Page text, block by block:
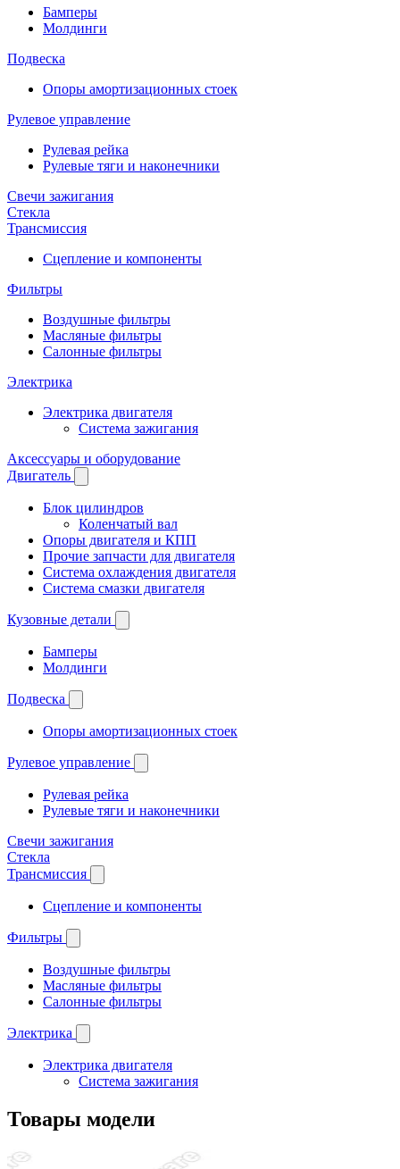
Бамперы
Молдинги
Подвеска
Опоры амортизационных стоек
Рулевое управление
Рулевая рейка
Рулевые тяги и наконечники
Свечи зажигания
Стекла
Трансмиссия
Сцепление и компоненты
Фильтры
Воздушные фильтры
Масляные фильтры
Салонные фильтры
Электрика
Электрика двигателя
Система зажигания
Аксессуары и оборудование
Двигатель
Блок цилиндров
Коленчатый вал
Опоры двигателя и КПП
Прочие запчасти для двигателя
Система охлаждения двигателя
Система смазки двигателя
Кузовные детали
Бамперы
Молдинги
Подвеска
Опоры амортизационных стоек
Рулевое управление
Рулевая рейка
Рулевые тяги и наконечники
Свечи зажигания
Стекла
Трансмиссия
Сцепление и компоненты
Фильтры
Воздушные фильтры
Масляные фильтры
Салонные фильтры
Электрика
Электрика двигателя
Система зажигания
Товары модели